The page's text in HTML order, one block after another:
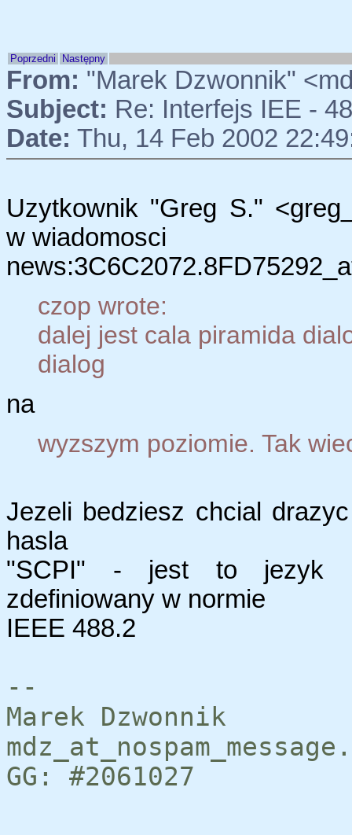
Poprzedni Następny
From: "Marek Dzwonnik"
Subject: Re: Interfejs IEE -
Date: Thu, 14 Feb 2002
Uzytkownik "Greg S."
w wiadomosci
czop wrote:
dalej jest cala piramida
dialog
na
wyzszym poziomie. Tak
Jezeli bedziesz chcial
hasla
"SCPI" - jest to jezyk
zdefiniowany w normie
IEEE 488.2
--
Marek Dzwonnik
GG: #2061027